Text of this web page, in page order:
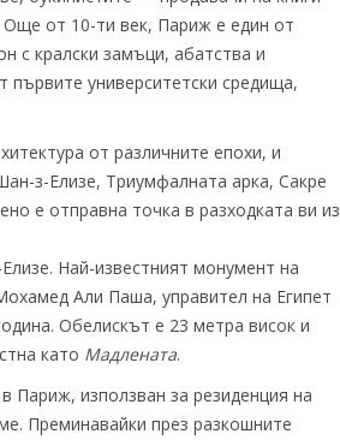
Още от 10-ти век, Париж е един от
с кралски замъци, абатства и
първите университетски средища,
от различните епохи, и
з-Елизе, Триумфалната арка, Сакре
е отправна точка в разходката ви из
Най-известният монумент на
Али Паша, управител на Египет
Обелискът е 23 метра висок и
като Мадлената.
Париж, използван за резиденция на
Преминавайки през разкошните